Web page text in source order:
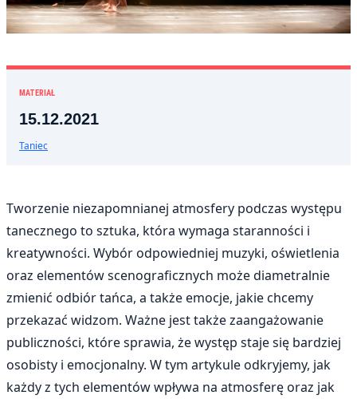
MATERIAŁ
15.12.2021
Taniec
Tworzenie niezapomnianej atmosfery podczas występu
tanecznego to sztuka, która wymaga staranności i
kreatywności. Wybór odpowiedniej muzyki, oświetlenia
oraz elementów scenograficznych może diametralnie
zmienić odbiór tańca, a także emocje, jakie chcemy
przekazać widzom. Ważne jest także zaangażowanie
publiczności, które sprawia, że występ staje się bardziej
osobisty i emocjonalny. W tym artykule odkryjemy, jak
każdy z tych elementów wpływa na atmosferę oraz jak